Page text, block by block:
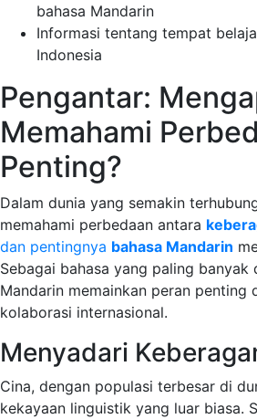
bahasa Mandarin
Informasi tentang tempat
Indonesia
Pengantar:
Memahami
Penting?
Dalam dunia yang semakin
memahami perbedaan antara
dan pentingnya bahasa Mandarin
Sebagai bahasa yang paling banyak
Mandarin memainkan peran penting
kolaborasi internasional.
Menyadari
Cina, dengan populasi terbesar di
kekayaan linguistik yang luar biasa.